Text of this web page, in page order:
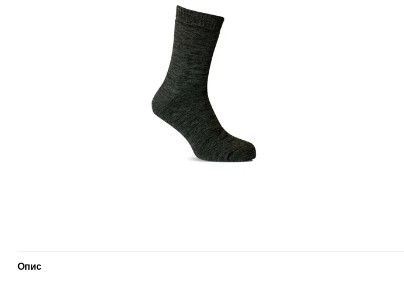
Опис